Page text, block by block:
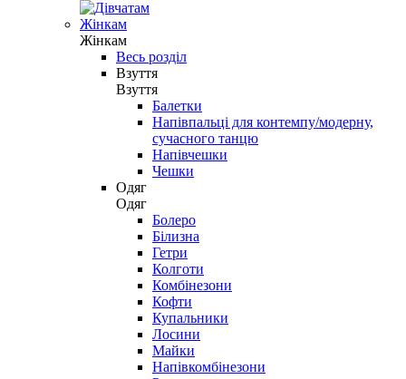
Жінкам
Жінкам
Весь розділ
Взуття
Взуття
Балетки
Напівпальці для контемпу/модерну,
сучасного танцю
Напівчешки
Чешки
Одяг
Одяг
Болеро
Білизна
Гетри
Колготи
Комбінезони
Кофти
Купальники
Лосини
Майки
Напівкомбінезони